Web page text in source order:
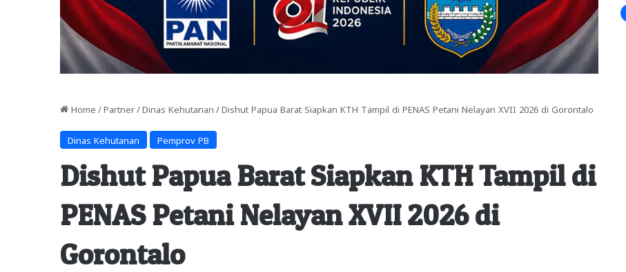
Home / Partner / Dinas Kehutanan / Dishut Papua Barat Siapkan KTH Tampil di PENAS Petani Nelayan XVII 2026 di Gorontalo
Dinas Kehutanan Pemprov PB
Dishut Papua Barat Siapkan KTH Tampil di
PENAS Petani Nelayan XVII 2026 di
Gorontalo